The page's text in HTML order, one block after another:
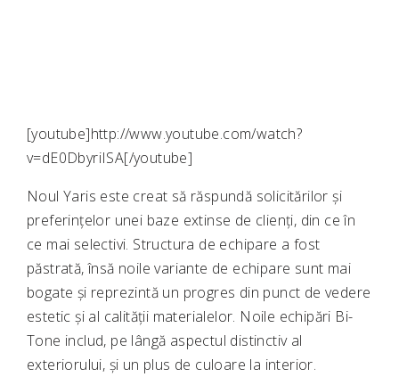
[youtube]http://www.youtube.com/watch?
v=dE0DbyriISA[/youtube]
Noul Yaris este creat să răspundă solicitărilor și
preferințelor unei baze extinse de clienți, din ce în
ce mai selectivi. Structura de echipare a fost
păstrată, însă noile variante de echipare sunt mai
bogate și reprezintă un progres din punct de vedere
estetic și al calității materialelor. Noile echipări Bi-
Tone includ, pe lângă aspectul distinctiv al
exteriorului, și un plus de culoare la interior.